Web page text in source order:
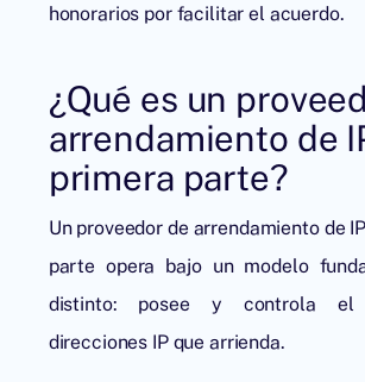
honorarios por facilitar el acuerdo.
¿Qué es un
arrendamiento de
primera parte?
Un proveedor de arrendamiento de
parte opera bajo un modelo
distinto: posee y controla el
direcciones IP que arrienda.